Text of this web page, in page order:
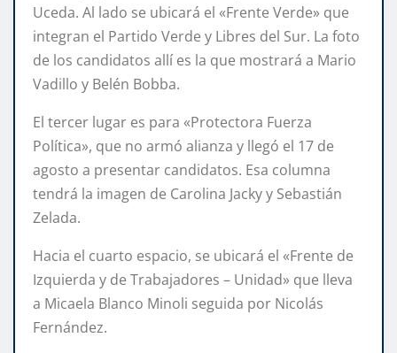
Uceda. Al lado se ubicará el «Frente Verde» que
integran el Partido Verde y Libres del Sur. La foto
de los candidatos allí es la que mostrará a Mario
Vadillo y Belén Bobba.
El tercer lugar es para «Protectora Fuerza
Política», que no armó alianza y llegó el 17 de
agosto a presentar candidatos. Esa columna
tendrá la imagen de Carolina Jacky y Sebastián
Zelada.
Hacia el cuarto espacio, se ubicará el «Frente de
Izquierda y de Trabajadores – Unidad» que lleva
a Micaela Blanco Minoli seguida por Nicolás
Fernández.